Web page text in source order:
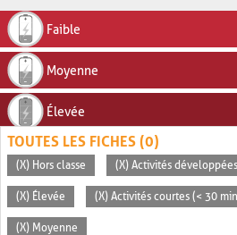
Faible
Moyenne
Élevée
TOUTES LES FICHES (0)
(X) Hors classe (X) Activités
(X) Élevée (X) Activités courtes (< 30
(X) Moyenne